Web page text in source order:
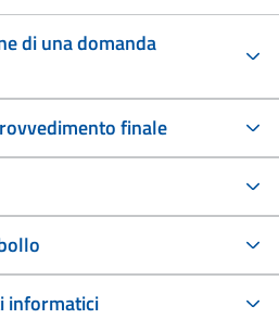
di una domanda
finale
informatici